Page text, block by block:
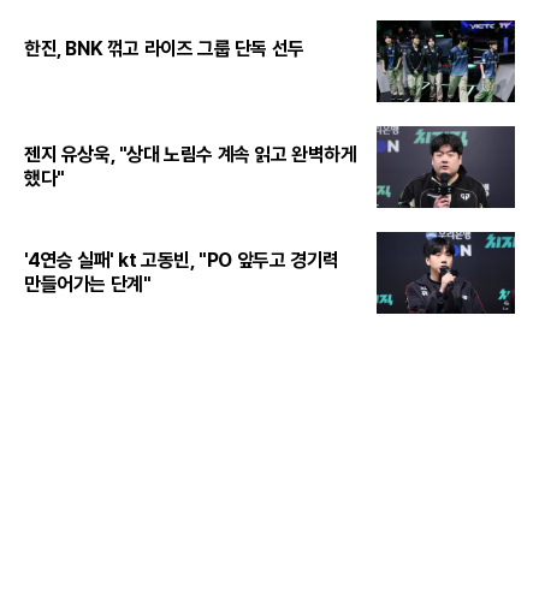
한진, BNK 꺾고 라이즈 그룹 단독 선두
젠지 유상욱, "상대 노림수 계속 읽고 완벽하게
했다"
'4연승 실패' kt 고동빈, "PO 앞두고 경기력
만들어가는 단계"